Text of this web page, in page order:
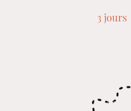
3 jours